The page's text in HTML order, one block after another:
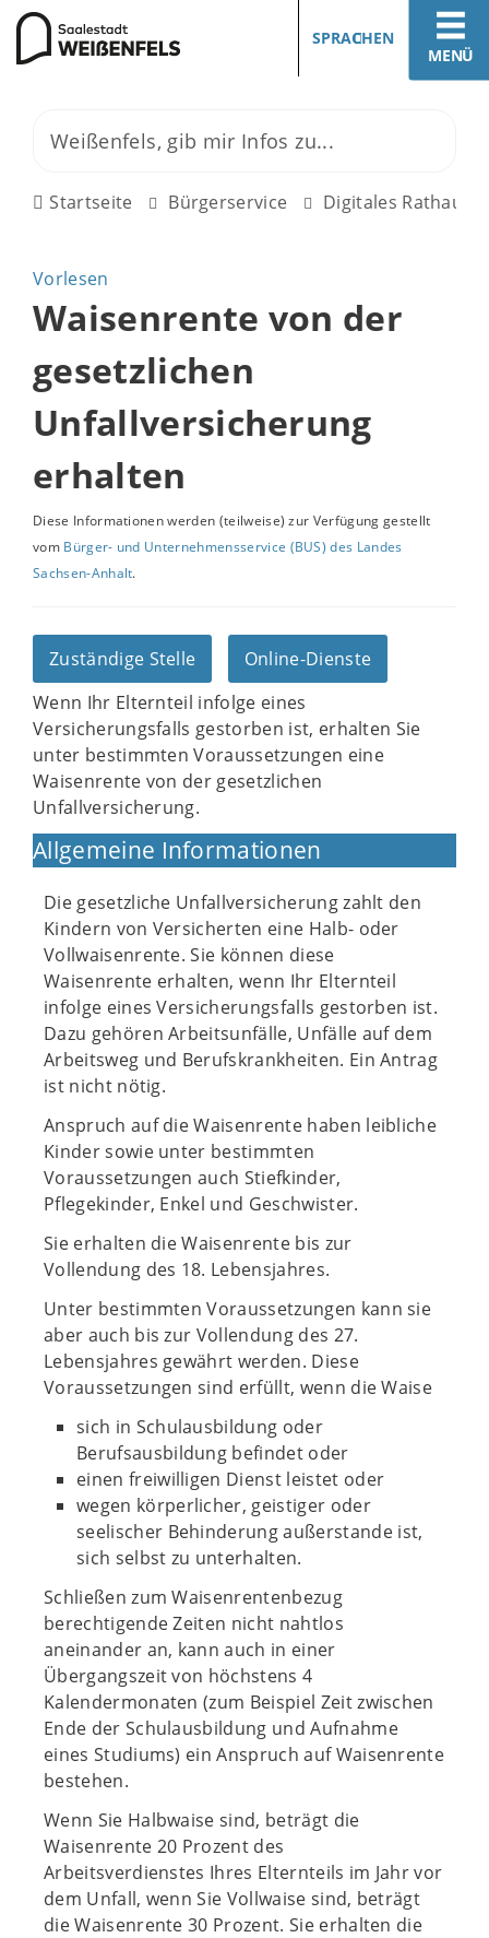
MENÜ
SPRACHEN
Startseite Bürgerservice Digitales Rathaus
Vorlesen
Waisenrente von der
gesetzlichen
Unfallversicherung
erhalten
Diese Informationen werden (teilweise) zur Verfügung gestellt
vom Bürger- und Unternehmensservice (BUS) des Landes
Sachsen-Anhalt.
Zuständige Stelle
Online-Dienste
Wenn Ihr Elternteil infolge eines
Versicherungsfalls gestorben ist, erhalten Sie
unter bestimmten Voraussetzungen eine
Waisenrente von der gesetzlichen
Unfallversicherung.
Allgemeine Informationen
Die gesetzliche Unfallversicherung zahlt den
Kindern von Versicherten eine Halb- oder
Vollwaisenrente. Sie können diese
Waisenrente erhalten, wenn Ihr Elternteil
infolge eines Versicherungsfalls gestorben ist.
Dazu gehören Arbeitsunfälle, Unfälle auf dem
Arbeitsweg und Berufskrankheiten. Ein Antrag
ist nicht nötig.
Anspruch auf die Waisenrente haben leibliche
Kinder sowie unter bestimmten
Voraussetzungen auch Stiefkinder,
Pflegekinder, Enkel und Geschwister.
Sie erhalten die Waisenrente bis zur
Vollendung des 18. Lebensjahres.
Unter bestimmten Voraussetzungen kann sie
aber auch bis zur Vollendung des 27.
Lebensjahres gewährt werden. Diese
Voraussetzungen sind erfüllt, wenn die Waise
sich in Schulausbildung oder
Berufsausbildung befindet oder
einen freiwilligen Dienst leistet oder
wegen körperlicher, geistiger oder
seelischer Behinderung außerstande ist,
sich selbst zu unterhalten.
Schließen zum Waisenrentenbezug
berechtigende Zeiten nicht nahtlos
aneinander an, kann auch in einer
Übergangszeit von höchstens 4
Kalendermonaten (zum Beispiel Zeit zwischen
Ende der Schulausbildung und Aufnahme
eines Studiums) ein Anspruch auf Waisenrente
bestehen.
Wenn Sie Halbwaise sind, beträgt die
Waisenrente 20 Prozent des
Arbeitsverdienstes Ihres Elternteils im Jahr vor
dem Unfall, wenn Sie Vollwaise sind, beträgt
die Waisenrente 30 Prozent. Sie erhalten die